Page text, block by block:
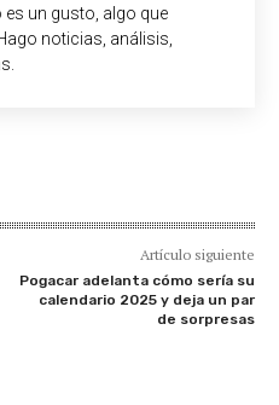
es un gusto, algo que
noticias, análisis,
Artículo siguiente
Pogacar adelanta cómo sería su
calendario 2025 y deja un par
de sorpresas